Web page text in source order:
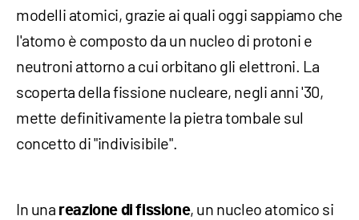
modelli atomici, grazie ai quali oggi sappiamo che
l'atomo è composto da un nucleo di protoni e
neutroni attorno a cui orbitano gli elettroni. La
scoperta della fissione nucleare, negli anni '30,
mette definitivamente la pietra tombale sul
concetto di "indivisibile".
In una reazione di fissione, un nucleo atomico si